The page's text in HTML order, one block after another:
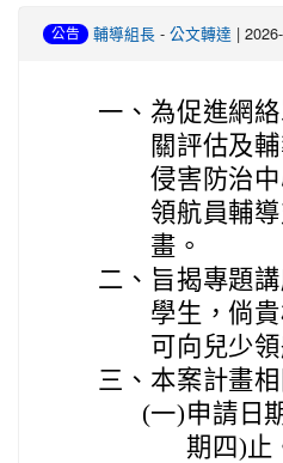
公告 輔導組長 - 公文轉達 |
一、 為促進網
關評估及
侵害防治
領航員輔
畫。
二、 旨揭專題
學生，倘
可向兒少
三、 本案計畫
(一)申請日
期四)止